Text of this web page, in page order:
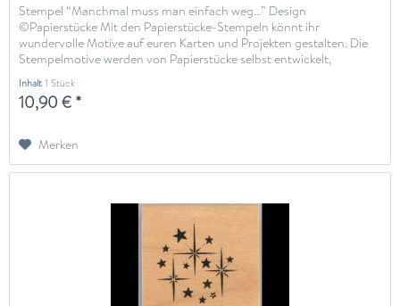
Stempel “Manchmal muss man einfach weg…” Design
©Papierstücke Mit den Papierstücke-Stempeln könnt ihr
wundervolle Motive auf euren Karten und Projekten gestalten. Die
Stempelmotive werden von Papierstücke selbst entwickelt,
gestaltet und...
Inhalt1 Stück
10,90 € *
Merken